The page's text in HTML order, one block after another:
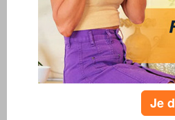
Pendant les fêtes, difficile
pourtant, en adoptant
limiter les dégâts et
Lire l'article
menu de réveillon, Jean-Michel Cohen
10 plats de fête à la
Saumon, dinde, bûche
des fêtes sont-ils aussi
Petit tour d’horizon de 10
Je